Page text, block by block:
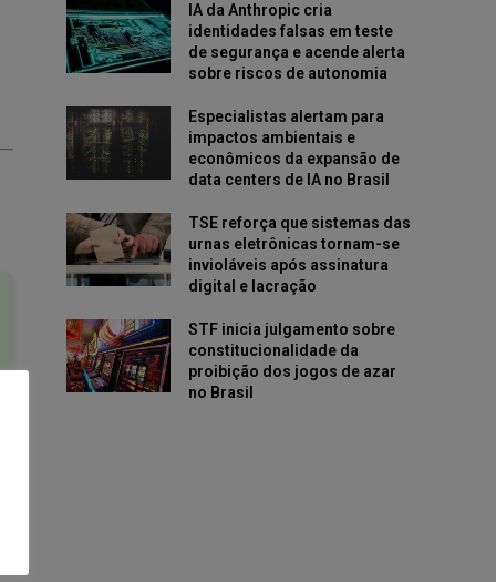
IA da Anthropic cria
identidades falsas em teste
de segurança e acende alerta
sobre riscos de autonomia
Especialistas alertam para
impactos ambientais e
econômicos da expansão de
data centers de IA no Brasil
TSE reforça que sistemas das
urnas eletrônicas tornam-se
invioláveis após assinatura
digital e lacração
STF inicia julgamento sobre
constitucionalidade da
proibição dos jogos de azar
no Brasil